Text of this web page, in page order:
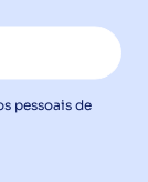
pessoais de